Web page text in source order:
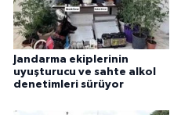
Jandarma ekiplerinin
uyuşturucu ve sahte alkol
denetimleri sürüyor